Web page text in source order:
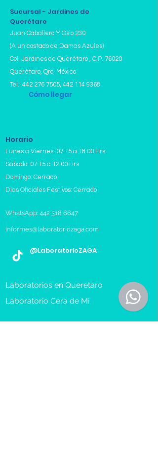
Sucursal - Jardines de
Querétaro
Cómo llegar
Juan Caballero Y Osio 230
(A un costado de Damas Azules)
Col. Jardines de Querétaro , C.P. 76020
Querétaro, Qro. México
Tel.: 442 276 7505, 442 114 9368
Horario
Lunes a Viernes: 07:15 a 18:00 Hrs
Sábado: 07:15 a 12:00 Hrs
Domingo: Cerrado
Días Oficiales Festivos: Cerrado
WhatsApp: 442 318 6647
informes@laboratoriozaga.com
@LaboratorioZAGA
Laboratorios en Queretaro
Laboratorio Cera de Mi